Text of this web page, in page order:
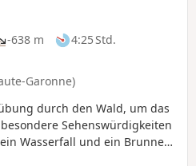
-638 m
4:25 Std.
Garonne)
durch den Wald, um das
Sehenswürdigkeiten
Wasserfall und ein Brunnen